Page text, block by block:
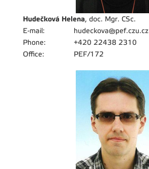
Hudečková Helena, doc. Mgr. CSc.
E-mail:
hudeckova@pef.czu.cz
Phone:
+420 22438 2310
Office:
PEF/172